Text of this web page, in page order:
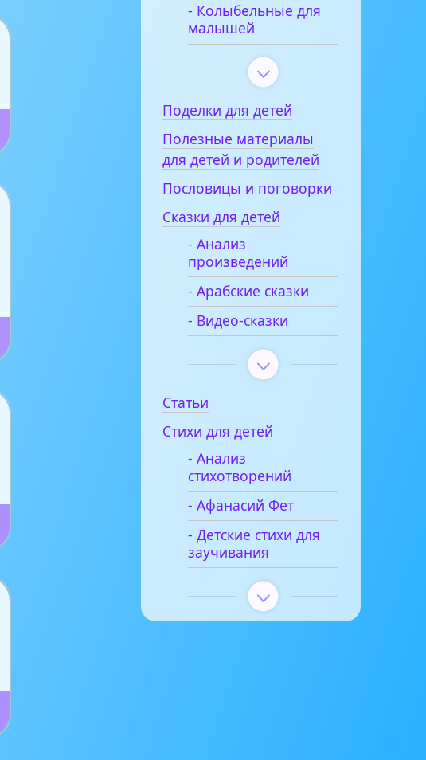
- Колыбельные для
малышей
Поделки для детей
Полезные материалы
для детей и родителей
Пословицы и поговорки
Сказки для детей
- Анализ
произведений
- Арабские сказки
- Видео-сказки
Статьи
Стихи для детей
- Анализ
стихотворений
- Афанасий Фет
- Детские стихи для
заучивания